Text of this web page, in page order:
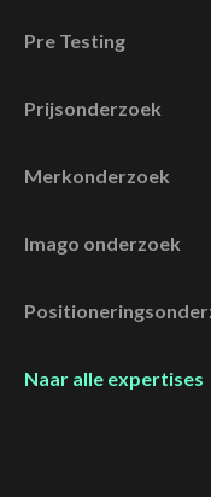
Pre Testing
Prijsonderzoek
Merkonderzoek
Imago onderzoek
Naar alle expertises